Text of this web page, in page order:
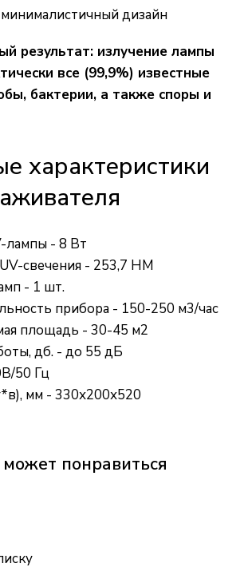
дизайн
результат: излучение лампы
все (99,9%) известные
бактерии, а также споры и
характеристики
- 8 Вт
свечения - 253,7 HM
- 1 шт.
прибора - 150-250 м3/час
площадь - 30-45 м2
дб. - до 55 дБ
50 Гц
мм - 330х200х520
понравиться